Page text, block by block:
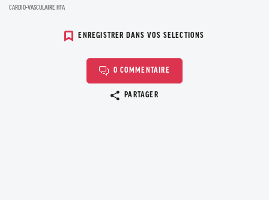
CARDIO-VASCULAIRE HTA
ENREGISTRER DANS VOS SELECTIONS
0 COMMENTAIRE
PARTAGER